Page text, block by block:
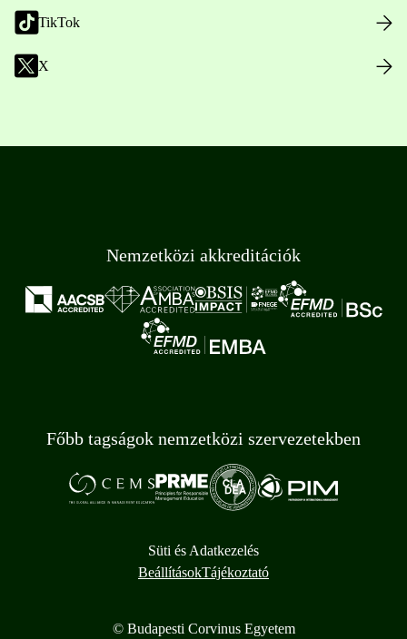
TikTok
X
Nemzetközi akkreditációk
Főbb tagságok nemzetközi szervezetekben
Süti és Adatkezelés
BeállításokTájékoztató
© Budapesti Corvinus Egyetem